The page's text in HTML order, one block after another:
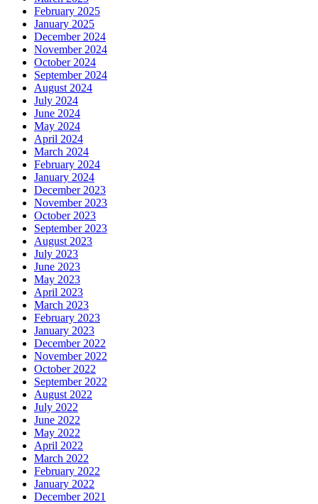
February 2025
January 2025
December 2024
November 2024
October 2024
September 2024
August 2024
July 2024
June 2024
May 2024
April 2024
March 2024
February 2024
January 2024
December 2023
November 2023
October 2023
September 2023
August 2023
July 2023
June 2023
May 2023
April 2023
March 2023
February 2023
January 2023
December 2022
November 2022
October 2022
September 2022
August 2022
July 2022
June 2022
May 2022
April 2022
March 2022
February 2022
January 2022
December 2021